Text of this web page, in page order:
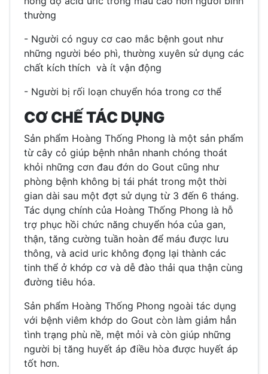
thường
- Người có nguy cơ cao mắc bệnh gout như
những người béo phì, thường xuyên sử dụng các
chất kích thích và ít vận động
- Người bị rối loạn chuyển hóa trong cơ thể
CƠ CHẾ TÁC DỤNG
Sản phẩm Hoàng Thống Phong là một sản phẩm
từ cây cỏ giúp bệnh nhân nhanh chóng thoát
khỏi những cơn đau đớn do Gout cũng như
phòng bệnh không bị tái phát trong một thời
gian dài sau một đợt sử dụng từ 3 đến 6 tháng.
Tác dụng chính của Hoàng Thống Phong là hỗ
trợ phục hồi chức năng chuyển hóa của gan,
thận, tăng cường tuần hoàn để máu được lưu
thông, và acid uric không đọng lại thành các
tinh thể ở khớp cơ và dễ đào thải qua thận cùng
đường tiêu hóa.
Sản phẩm Hoàng Thống Phong ngoài tác dụng
với bệnh viêm khớp do Gout còn làm giảm hẳn
tình trạng phù nề, mệt mỏi và còn giúp những
người bị tăng huyết áp điều hòa được huyết áp
tốt hơn.